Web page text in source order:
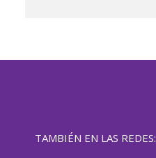
TAMBIÉN EN LAS REDES: